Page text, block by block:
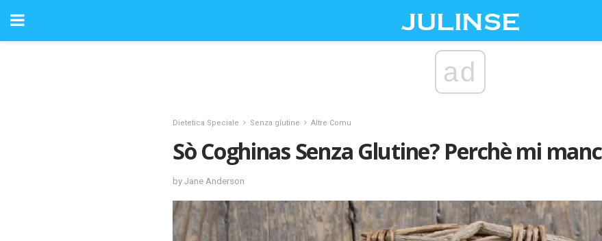
ad
Dietetica Speciale Senza glutine Altre Comu
Sò Coghinas Senza Glutine? Perchè mi
by Jane Anderson